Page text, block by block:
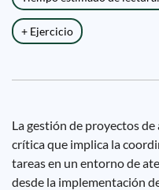
+ Ejercicio
La gestión de proyectos
crítica que implica la
tareas en un entorno de
desde la implementación